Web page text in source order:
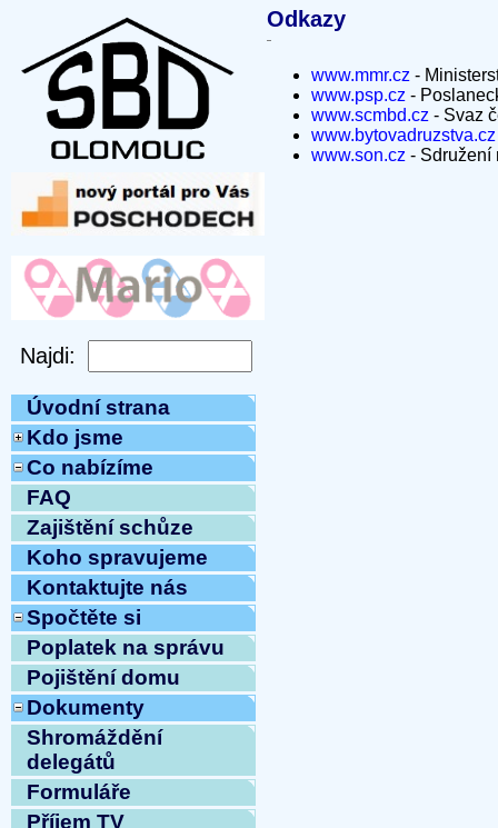
Úvodní strana
Kdo jsme
Co nabízíme
FAQ
Zajištění schůze
Koho spravujeme
Kontaktujte nás
Spočtěte si
Poplatek na správu
Pojištění domu
Dokumenty
Shromáždění
delegátů
Formuláře
Příjem TV
Odkazy
www.mmr.cz -
www.psp.cz -
www.scmbd.cz - Svaz
www.bytovadruzstva.cz
www.son.cz - Sdružení